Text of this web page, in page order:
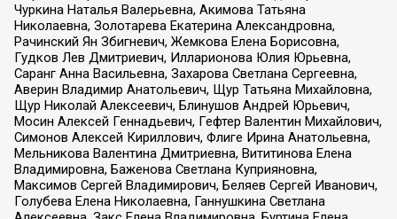
Чуркина Наталья Валерьевна, Акимова Татьяна
Николаевна, Золотарева Екатерина Александровна,
Рачинский Ян Збигневич, Жемкова Елена Борисовна,
Гудков Лев Дмитриевич, Илларионова Юлия Юрьевна,
Саранг Анна Васильевна, Захарова Светлана Сергеевна,
Аверин Владимир Анатольевич, Щур Татьяна Михайловна,
Щур Николай Алексеевич, Блинушов Андрей Юрьевич,
Мосин Алексей Геннадьевич, Гефтер Валентин Михайлович,
Симонов Алексей Кириллович, Флиге Ирина Анатольевна,
Мельникова Валентина Дмитриевна, Вититинова Елена
Владимировна, Баженова Светлана Куприяновна,
Максимов Сергей Владимирович, Беляев Сергей Иванович,
Голубева Елена Николаевна, Ганнушкина Светлана